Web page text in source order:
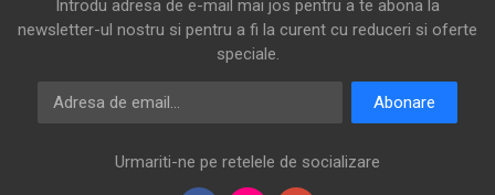
Introdu adresa de e-mail mai jos pentru a te abona la
newsletter-ul nostru si pentru a fi la curent cu reduceri si oferte
speciale.
Adresa de email
Abonare
Urmariti-ne pe retelele de socializare